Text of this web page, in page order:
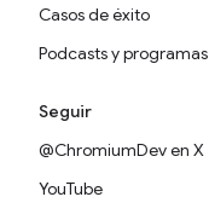
Casos de éxito
Podcasts y programas
Seguir
@ChromiumDev en X
YouTube